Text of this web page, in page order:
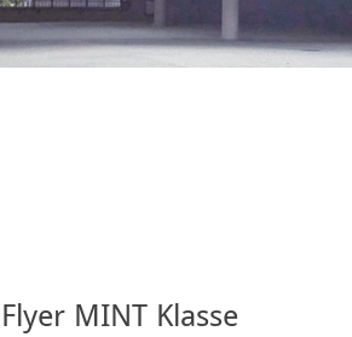
Flyer MINT Klasse